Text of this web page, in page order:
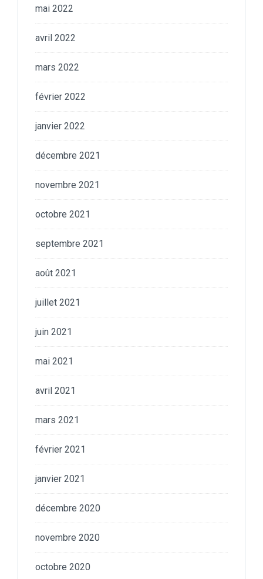
mai 2022
avril 2022
mars 2022
février 2022
janvier 2022
décembre 2021
novembre 2021
octobre 2021
septembre 2021
août 2021
juillet 2021
juin 2021
mai 2021
avril 2021
mars 2021
février 2021
janvier 2021
décembre 2020
novembre 2020
octobre 2020